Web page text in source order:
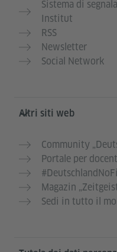
Sistema di
Institut
RSS
Newsletter
Social Network
Altri siti web
Community
Portale per
Magazin
Sedi in tutto il